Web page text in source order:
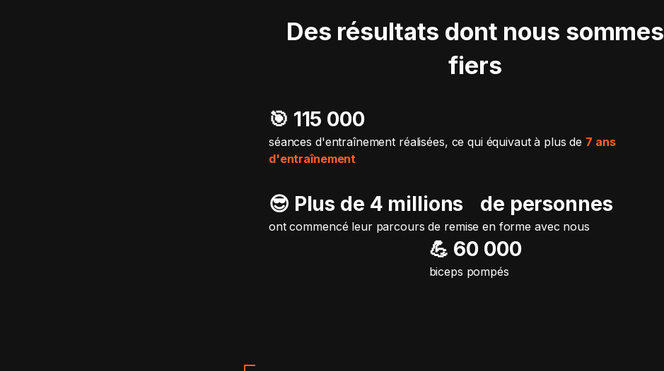
Des résultats dont nous sommes
fiers
😎 Plus de 4 millions de personnes
ont commencé leur parcours de remise en forme avec nous
🎯️ 115 000
séances d'entraînement réalisées, ce qui équivaut à plus de 7 ans
d'entraînement
💪 60 000
biceps pompés